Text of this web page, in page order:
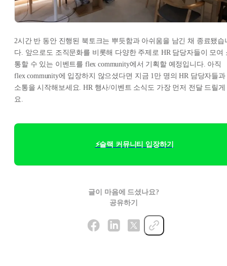
2시간 반 동안 진행된 북토크는 뿌듯함과 아쉬움을 남긴 채 종료됐습
다. 앞으로도 조직문화를 비롯해 다양한 주제로 HR 담당자들이 모여
통할 수 있는 이벤트를 flex community에서 기획할 예정입니다. 아직
flex community에 입장하지 않으셨다면 지금 1만 명의 HR 담당자들과
소통을 시작해보세요. HR 행사/이벤트 소식도 가장 먼저 전달 드릴게
요.
⚡슬랙 커뮤니티 입장하기
글이 마음에 드셨나요?
공유하기